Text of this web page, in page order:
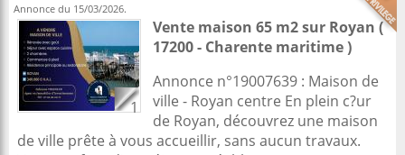
Annonce du 15/03/2026.
1
Vente maison 65 m2sur Royan (
17200 - Charente maritime )
Annonce n°19007639 : Maison de
ville - Royan centre En plein c?ur
de Royan, découvrez une maison
de ville prête à vous accueillir, sans aucun travaux.